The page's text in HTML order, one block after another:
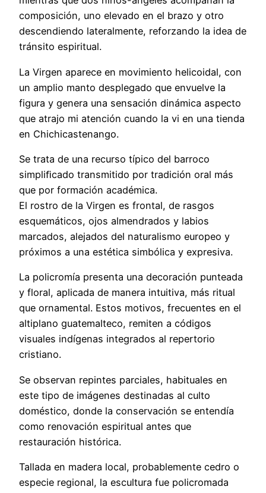
composición, uno elevado en el brazo y otro
descendiendo lateralmente, reforzando la idea de
tránsito espiritual.
La Virgen aparece en movimiento helicoidal, con
un amplio manto desplegado que envuelve la
figura y genera una sensación dinámica aspecto
que atrajo mi atención cuando la vi en una tienda
en Chichicastenango.
Se trata de una recurso típico del barroco
simpliﬁcado transmitido por tradición oral más
que por formación académica.
El rostro de la Virgen es frontal, de rasgos
esquemáticos, ojos almendrados y labios
marcados, alejados del naturalismo europeo y
próximos a una estética simbólica y expresiva.
La policromía presenta una decoración punteada
y floral, aplicada de manera intuitiva, más ritual
que ornamental. Estos motivos, frecuentes en el
altiplano guatemalteco, remiten a códigos
visuales indígenas integrados al repertorio
cristiano.
Se observan repintes parciales, habituales en
este tipo de imágenes destinadas al culto
doméstico, donde la conservación se entendía
como renovación espiritual antes que
restauración histórica.
Tallada en madera local, probablemente cedro o
especie regional, la escultura fue policromada